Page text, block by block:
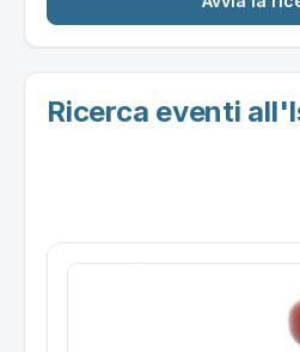
Ricerca eventi